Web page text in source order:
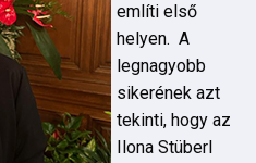
említi első
helyen. A
legnagyobb
sikerének azt
tekinti, hogy az
Ilona Stüberl